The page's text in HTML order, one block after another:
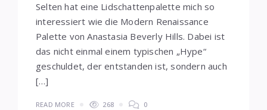
Selten hat eine Lidschattenpalette mich so
interessiert wie die Modern Renaissance
Palette von Anastasia Beverly Hills. Dabei ist
das nicht einmal einem typischen „Hype“
geschuldet, der entstanden ist, sondern auch
[…]
READ MORE 268 0